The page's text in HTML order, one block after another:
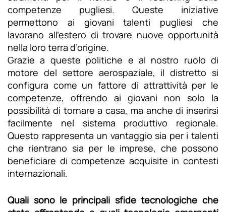
competenze pugliesi. Queste iniziative
permettono ai giovani talenti pugliesi che
lavorano all’estero di trovare nuove opportunità
nella loro terra d’origine.
Grazie a queste politiche e al nostro ruolo di
motore del settore aerospaziale, il distretto si
configura come un fattore di attrattività per le
competenze, offrendo ai giovani non solo la
possibilità di tornare a casa, ma anche di inserirsi
facilmente nel sistema produttivo regionale.
Questo rappresenta un vantaggio sia per i talenti
che rientrano sia per le imprese, che possono
beneficiare di competenze acquisite in contesti
internazionali.
Quali sono le principali sfide tecnologiche che